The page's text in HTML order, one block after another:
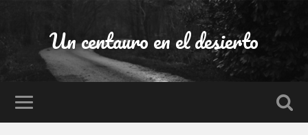
Un centauro en el desierto